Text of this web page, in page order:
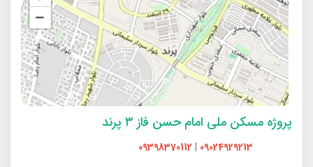
پروژه مسکن ملی امام حسن فاز ۳ پرند
09024929213
|
09398370112